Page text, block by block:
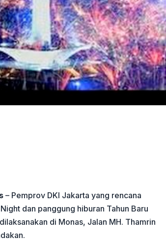
– Pemprov DKI Jakarta yang rencana
dan panggung hiburan Tahun Baru
di Monas, Jalan MH. Thamrin